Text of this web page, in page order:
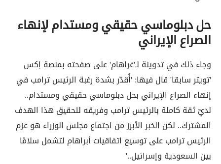
حل دبلوماسي حقيقي ومستدام لإنهاء
الصراع الإيراني
وجاء ذلك في تدوينة لـ'غراهام' على صفحته بمنصة إكس
'تويتر سابقا' قال فيها: 'أُقدّر بشدة رغبة الرئيس ترامب في
إنهاء الصراع الإيراني بحل دبلوماسي حقيقي ومستدام..
لديّ ثقة كاملة بالرئيس ترامب وفريقه لتحقيق هذا الهدف
المشترك.. لكن الخبر الأبرز من اجتماع مجلس الوزراء هو عزم
الرئيس ترامب على توسيع اتفاقيات أبراهام لتشمل سلامًا
بين السعودية وإسرائيل..'